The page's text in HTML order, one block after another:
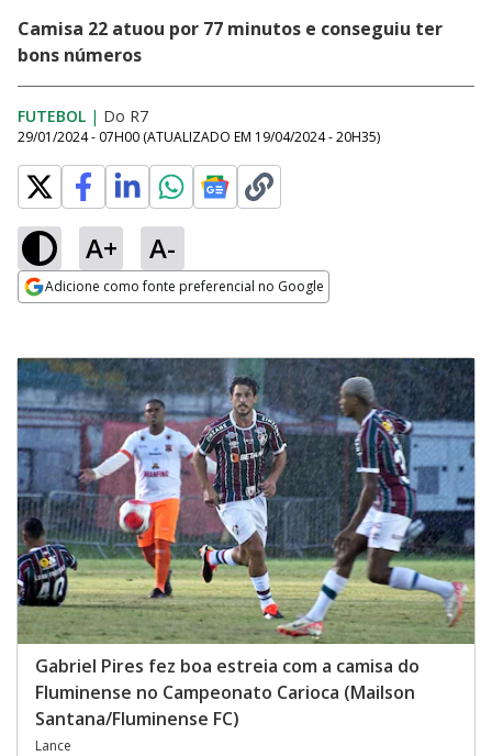
Camisa 22 atuou por 77 minutos e conseguiu ter
bons números
FUTEBOL | Do R7
29/01/2024 - 07H00 (ATUALIZADO EM 19/04/2024 - 20H35)
A+ A-
Adicione como fonte preferencial no Google
Gabriel Pires fez boa estreia com a camisa do
Fluminense no Campeonato Carioca (Mailson
Santana/Fluminense FC)
Lance